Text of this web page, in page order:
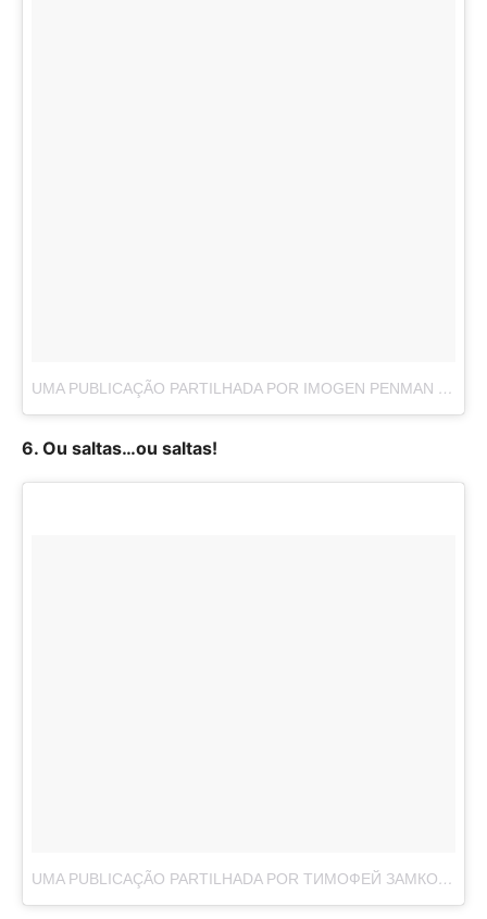
UMA PUBLICAÇÃO PARTILHADA POR IMOGEN PENMAN (@SMIDGEKU)
6. Ou saltas…ou saltas!
UMA PUBLICAÇÃO PARTILHADA POR ТИМОФЕЙ ЗАМКОВОЙ (@BF.ACC)